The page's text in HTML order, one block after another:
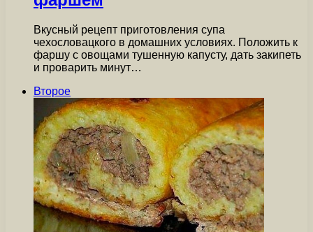
Вкусный рецепт приготовления супа
чехословацкого в домашних условиях. Положить к
фаршу с овощами тушенную капусту, дать закипеть
и проварить минут…
Второе